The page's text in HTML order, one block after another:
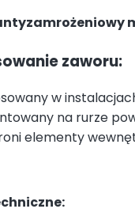
zaworu:
w
na rurze
elementy